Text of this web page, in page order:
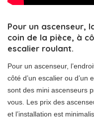
Pour un ascenseur,
coin de la pièce, à
escalier roulant.
Pour un ascenseur,
côté d’un escalier ou d’un
sont des mini ascenseurs
vous. Les prix des
et l’installation est